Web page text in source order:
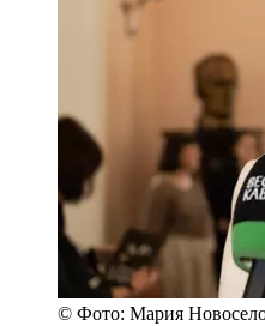
© Фото: Мария